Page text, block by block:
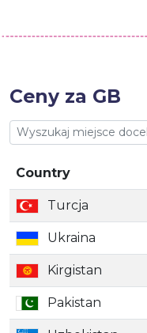
Ceny za GB
Country
Country
Turcja
Ukraina
Kirgistan
Pakistan